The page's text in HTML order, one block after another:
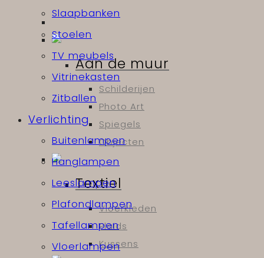
Aan de muur
Schilderijen
Photo Art
Spiegels
Objecten
Textiel
Vloerkleden
Plaids
Kussens
Slaapbanken
Stoelen
TV meubels
Vitrinekasten
Zitballen
Verlichting
Buitenlampen
Hanglampen
Leeslampen
Plafondlampen
Tafellampen
Vloerlampen